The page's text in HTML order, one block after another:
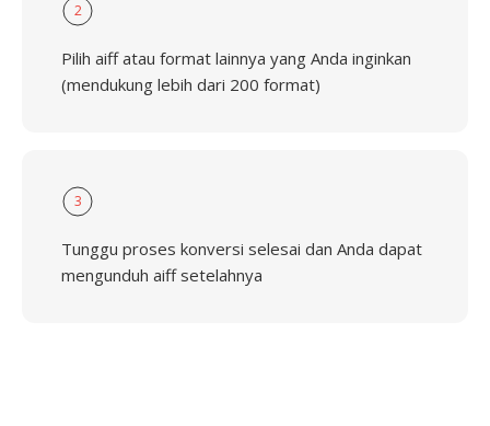
2
Pilih aiff atau format lainnya yang Anda inginkan
(mendukung lebih dari 200 format)
3
Tunggu proses konversi selesai dan Anda dapat
mengunduh aiff setelahnya